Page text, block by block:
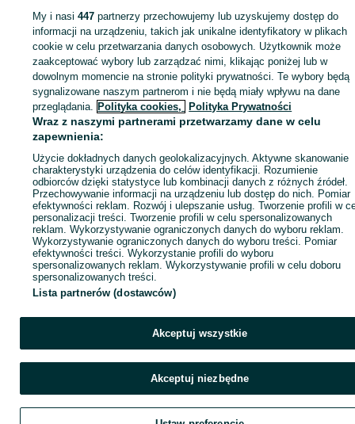
Zaloguj się lub załóż konto na OLX, aby skontaktować się z
sprzedającym
Zaloguj się / Załóż konto
My i nasi447 partnerzy przechowujemy lub uzyskujemy dostęp do
informacji na urządzeniu, takich jak unikalne identyfikatory w plikach
cookie w celu przetwarzania danych osobowych. Użytkownik może
zaakceptować wybory lub zarządzać nimi, klikając poniżej lub w
dowolnym momencie na stronie polityki prywatności. Te wybory będą
sygnalizowane naszym partnerom i nie będą miały wpływu na dane
przeglądania. Polityka cookies, Polityka Prywatności
Wraz z naszymi partnerami przetwarzamy dane w celu
zapewnienia:
Użycie dokładnych danych geolokalizacyjnych. Aktywne skanowanie
charakterystyki urządzenia do celów identyfikacji. Rozumienie
odbiorców dzięki statystyce lub kombinacji danych z różnych źródeł.
Przechowywanie informacji na urządzeniu lub dostęp do nich. Pomiar
efektywności reklam. Rozwój i ulepszanie usług. Tworzenie profili w
personalizacji treści. Tworzenie profili w celu spersonalizowanych
reklam. Wykorzystywanie ograniczonych danych do wyboru reklam.
Wykorzystywanie ograniczonych danych do wyboru treści. Pomiar
efektywności treści. Wykorzystanie profili do wyboru
spersonalizowanych reklam. Wykorzystywanie profili w celu doboru
spersonalizowanych treści.
Lista partnerów (dostawców)
Akceptuj wszystkie
Akceptuj niezbędne